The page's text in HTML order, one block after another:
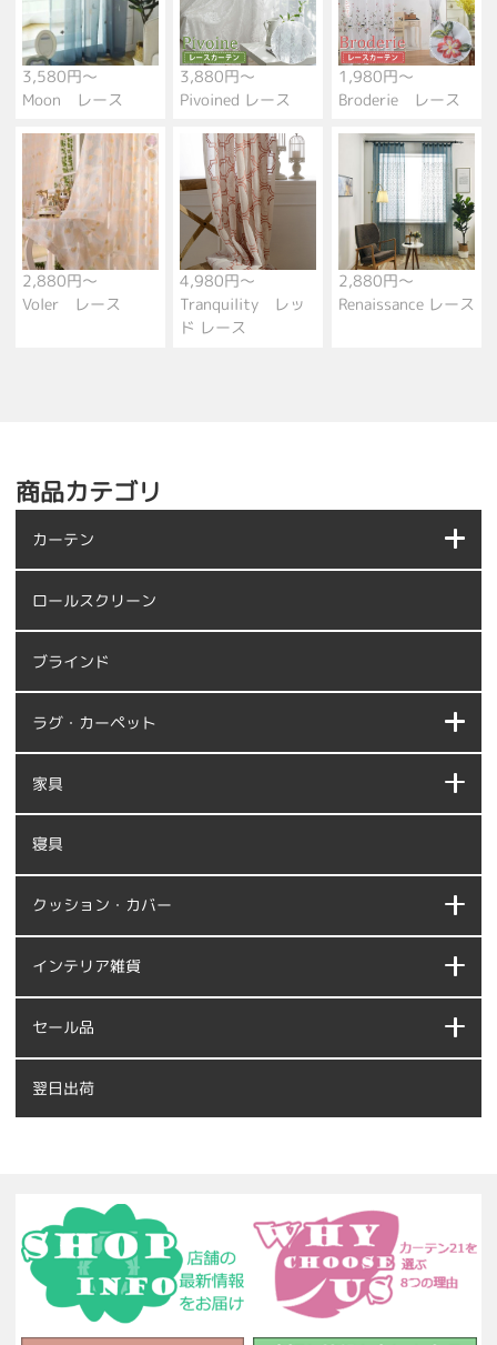
3,580円～
Moon レース
3,880円～
Pivoined レース
1,980円～
Broderie レース
2,880円～
Voler レース
4,980円～
Tranquility レッ
ド レース
2,880円～
Renaissance レース
商品カテゴリ
カーテン
ロールスクリーン
ブラインド
ラグ・カーペット
家具
寝具
クッション・カバー
インテリア雑貨
セール品
翌日出荷